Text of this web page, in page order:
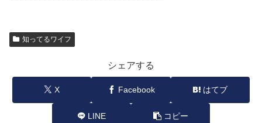
知ってるワイフ
シェアする
X Facebook はてブ
LINE コピー